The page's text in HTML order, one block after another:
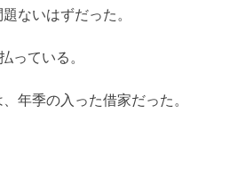
ないはずだった。
っている。
年季の入った借家だった。